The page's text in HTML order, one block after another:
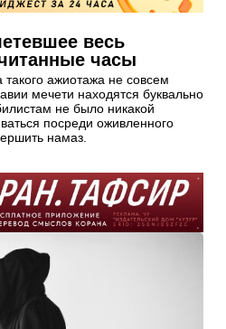
весь
часы
ажиотажа не совсем
мечети находятся буквально
не было никакой
посреди оживленного
намаз.